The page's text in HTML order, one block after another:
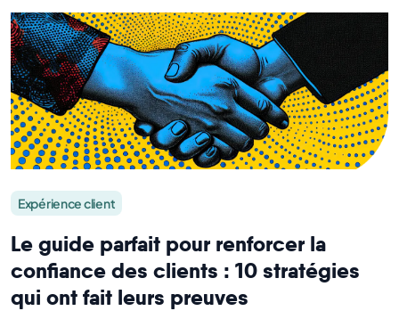
Expérience client
Le guide parfait pour renforcer la
confiance des clients : 10 stratégies
qui ont fait leurs preuves